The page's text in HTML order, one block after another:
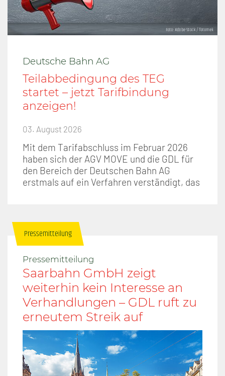
Deutsche Bahn AG
Teilabbedingung des TEG
startet – jetzt Tarifbindung
anzeigen!
03. August 2026
Mit dem Tarifabschluss im Februar 2026
haben sich der AGV MOVE und die GDL für
den Bereich der Deutschen Bahn AG
erstmals auf ein Verfahren verständigt, das
Pressemitteilung
Pressemitteilung
Saarbahn GmbH zeigt
weiterhin kein Interesse an
Verhandlungen – GDL ruft zu
erneutem Streik auf